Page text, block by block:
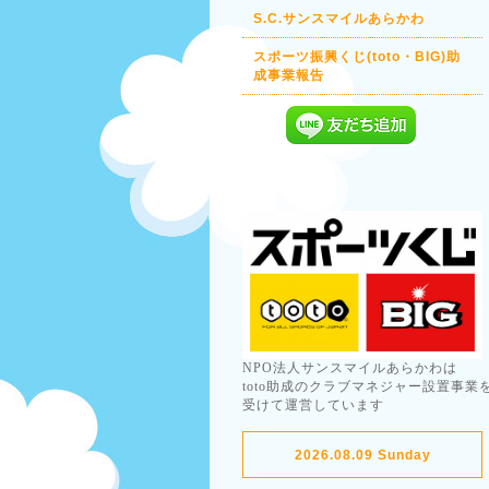
S.C.サンスマイルあらかわ
スポーツ振興くじ(toto・BIG)助
成事業報告
NPO法人サンスマイルあらかわは
toto助成のクラブマネジャー設置事業
受けて運営しています
2026.08.09 Sunday